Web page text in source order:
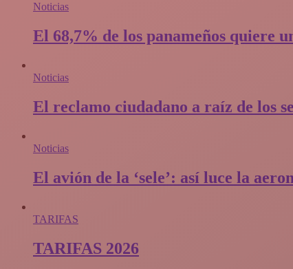
Noticias
El 68,7% de los panameños quiere
Noticias
El reclamo ciudadano a raíz de los
Noticias
El avión de la ‘sele’: así luce la
TARIFAS
TARIFAS 2026